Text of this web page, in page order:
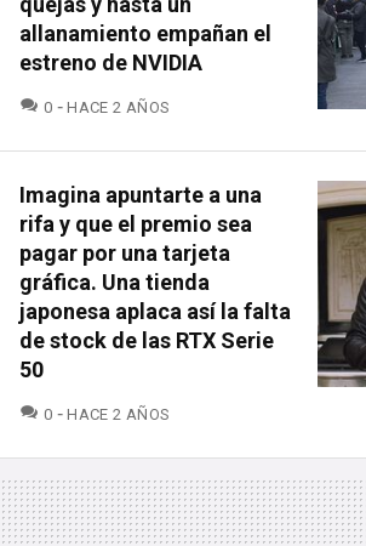
allanamiento empañan el
estreno de NVIDIA
0 COMENTARIOS
HACE 2 AÑOS
Imagina apuntarte a una
rifa y que el premio sea
pagar por una tarjeta
gráfica. Una tienda
japonesa aplaca así la falta
de stock de las RTX Serie
50
0 COMENTARIOS
HACE 2 AÑOS